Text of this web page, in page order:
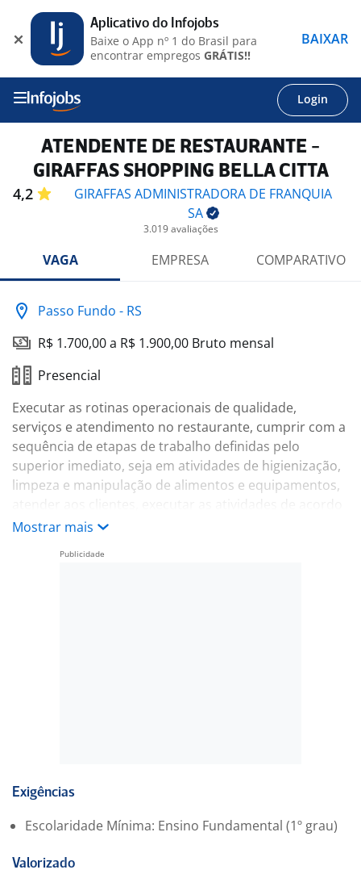
Login
ATENDENTE DE RESTAURANTE -
GIRAFFAS SHOPPING BELLA CITTA
4,2
GIRAFFAS ADMINISTRADORA DE FRANQUIA
SA
3.019 avaliações
VAGA EMPRESA COMPARATIVO
Passo Fundo - RS
R$ 1.700,00 a R$ 1.900,00 Bruto mensal
Presencial
Executar as rotinas operacionais de qualidade,
serviços e atendimento no restaurante, cumprir com a
sequência de etapas de trabalho definidas pelo
superior imediato, seja em atividades de higienização,
limpeza e manipulação de alimentos e equipamentos,
com as normas, procedimentos e padrões da rede
restaurante.
Mostrar mais
Exigências
Escolaridade Mínima: Ensino Fundamental (1º grau)
Valorizado
Aplicativo do Infojobs
Baixe o App nº 1 do Brasil para
encontrar empregos GRÁTIS!!
BAIXAR